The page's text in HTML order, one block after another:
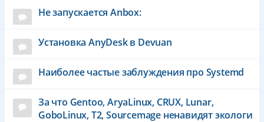
Не запускается Anbox:
Установка AnyDesk в Devuan
Наиболее частые заблуждения про Systemd
За что Gentoo, AryaLinux, CRUX, Lunar,
GoboLinux, T2, Sourcemage ненавидят экологи